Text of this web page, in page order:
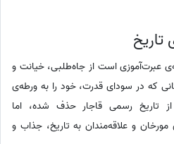
عبرت‌آموزی است از جاه‌طلبی، خیانت و
که در سودای قدرت، خود را به ورطه‌ی
از تاریخ رسمی قاجار حذف شده، اما
و علاقه‌مندان به تاریخ، جذاب و